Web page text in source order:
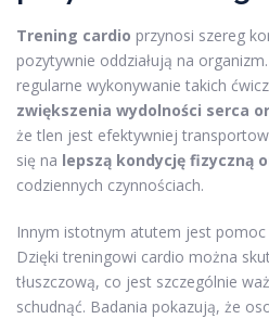
Trening cardio przynosi szereg
pozytywnie oddziałują na
regularne wykonywanie takich
zwiększenia wydolności serca
że tlen jest efektywniej
się na lepszą kondycję fizyczną
codziennych czynnościach.
Innym istotnym atutem jest
Dzięki treningowi cardio można
tłuszczową, co jest szczególnie
schudnąć. Badania pokazują, że